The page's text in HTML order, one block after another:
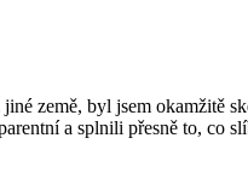
země, byl jsem okamžitě
a splnili přesně to, co